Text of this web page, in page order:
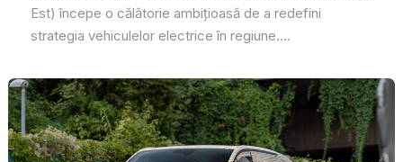
Est) începe o călătorie ambițioasă de a redefini
strategia vehiculelor electrice în regiune....